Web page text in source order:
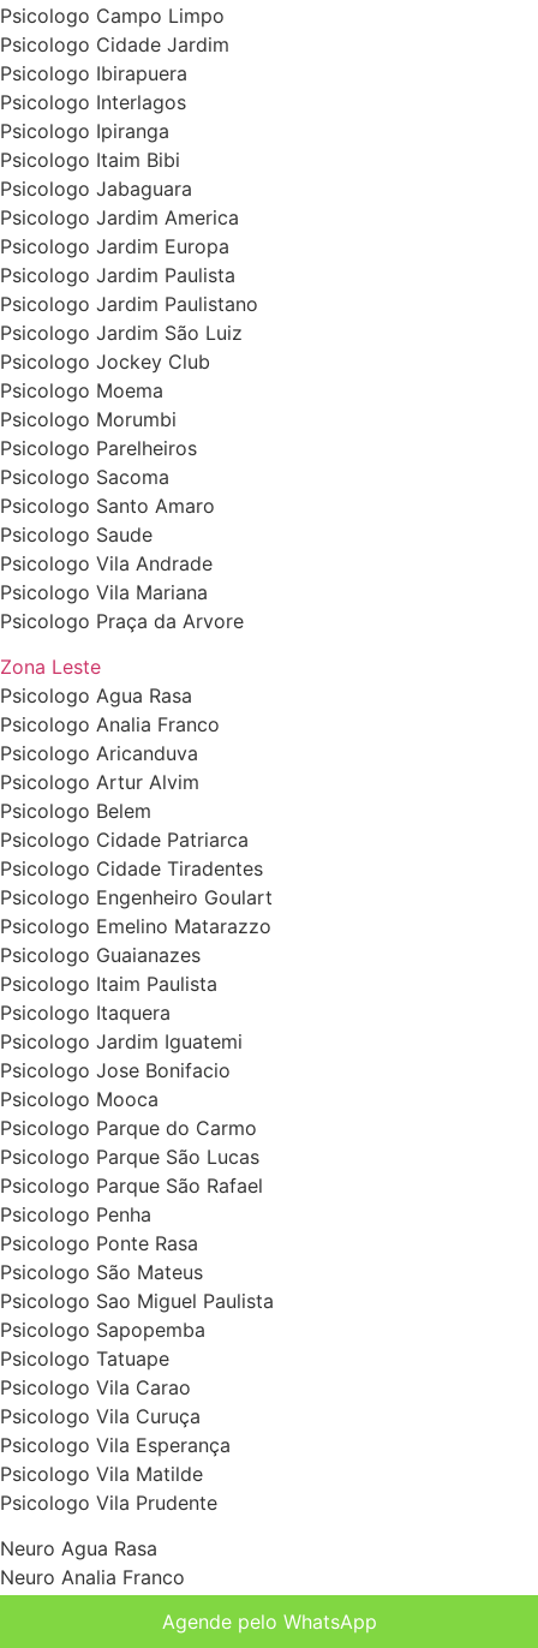
Psicologo Campo Limpo
Psicologo Cidade Jardim
Psicologo Ibirapuera
Psicologo Interlagos
Psicologo Ipiranga
Psicologo Itaim Bibi
Psicologo Jabaguara
Psicologo Jardim America
Psicologo Jardim Europa
Psicologo Jardim Paulista
Psicologo Jardim Paulistano
Psicologo Jardim São Luiz
Psicologo Jockey Club
Psicologo Moema
Psicologo Morumbi
Psicologo Parelheiros
Psicologo Sacoma
Psicologo Santo Amaro
Psicologo Saude
Psicologo Vila Andrade
Psicologo Vila Mariana
Psicologo Praça da Arvore
Zona Leste
Psicologo Agua Rasa
Psicologo Analia Franco
Psicologo Aricanduva
Psicologo Artur Alvim
Psicologo Belem
Psicologo Cidade Patriarca
Psicologo Cidade Tiradentes
Psicologo Engenheiro Goulart
Psicologo Emelino Matarazzo
Psicologo Guaianazes
Psicologo Itaim Paulista
Psicologo Itaquera
Psicologo Jardim Iguatemi
Psicologo Jose Bonifacio
Psicologo Mooca
Psicologo Parque do Carmo
Psicologo Parque São Lucas
Psicologo Parque São Rafael
Psicologo Penha
Psicologo Ponte Rasa
Psicologo São Mateus
Psicologo Sao Miguel Paulista
Psicologo Sapopemba
Psicologo Tatuape
Psicologo Vila Carao
Psicologo Vila Curuça
Psicologo Vila Esperança
Psicologo Vila Matilde
Psicologo Vila Prudente
Neuro Agua Rasa
Neuro Analia Franco
Neuro Artur Alvim
Agende pelo WhatsApp